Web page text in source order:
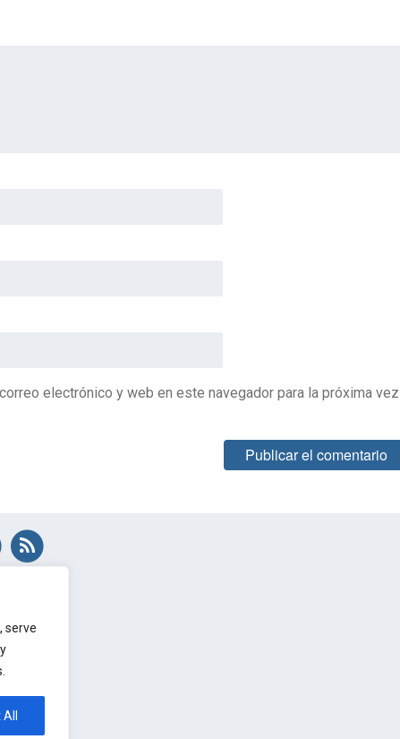
serve
electrónico y web en este navegador para la próxima vez